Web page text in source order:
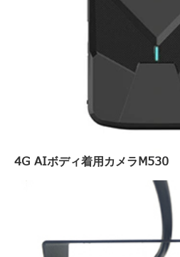
4G AIボディ着用カメラM530